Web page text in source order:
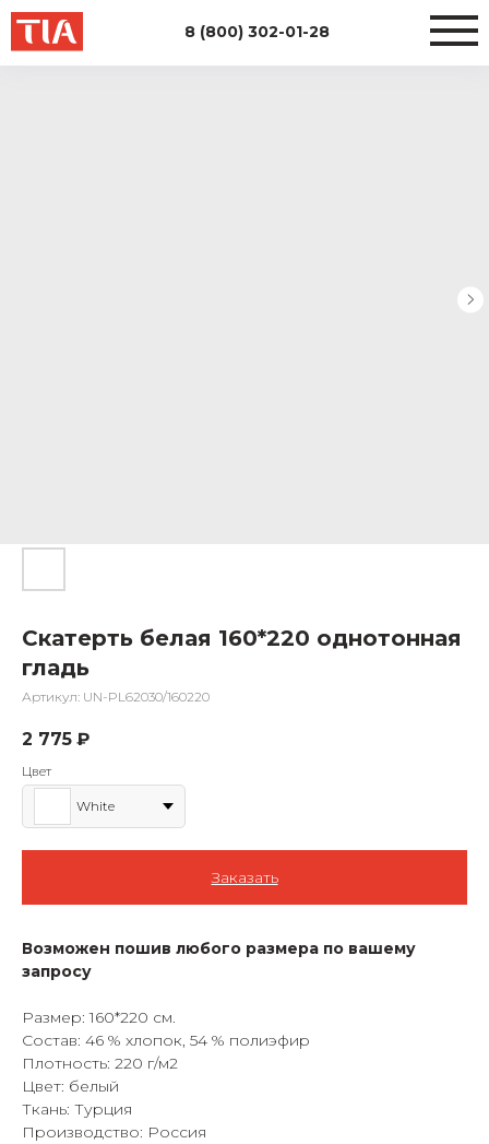
8 (800) 302-01-28
Скатерть белая 160*220 однотонная
гладь
Артикул: UN-PL62030/160220
2 775 ₽
Цвет
White
Заказать
Возможен пошив любого размера по вашему
запросу
Размер: 160*220 см.
Состав: 46 % хлопок, 54 % полиэфир
Плотность: 220 г/м2
Цвет: белый
Ткань: Турция
Производство: Россия